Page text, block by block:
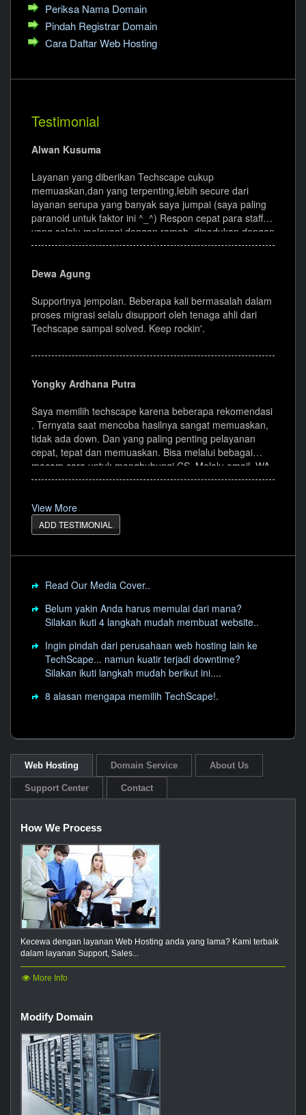
Periksa Nama Domain
Pindah Registrar Domain
Cara Daftar Web Hosting
Testimonial
Alwan Kusuma
Layanan yang diberikan Techscape cukup
memuaskan,dan yang terpenting,lebih secure dari
layanan serupa yang banyak saya jumpai (saya paling
paranoid untuk faktor ini ^_^) Respon cepat para staff
yang selalu melayani dengan ramah, dipadukan dengan
fasilitas lengkap & berkualitas membuat Techscape
Dewa Agung
Supportnya jempolan. Beberapa kali bermasalah dalam
proses migrasi selalu disupport oleh tenaga ahli dari
Techscape sampai solved. Keep rockin'.
Yongky Ardhana Putra
Saya memilih techscape karena beberapa rekomendasi
. Ternyata saat mencoba hasilnya sangat memuaskan,
tidak ada down. Dan yang paling penting pelayanan
cepat, tepat dan memuaskan. Bisa melalui bebagai
macam cara untuk menghubungi CS. Melalu email, WA,
web live chat, telp dll. Hal inilah yang membuat mudah
ditanggapi.
View More
ADD TESTIMONIAL
Read Our Media Cover..
Belum yakin Anda harus memulai dari mana?
Silakan ikuti 4 langkah mudah membuat website..
Ingin pindah dari perusahaan web hosting lain ke
TechScape... namun kuatir terjadi downtime?
Silakan ikuti langkah mudah berikut ini....
8 alasan mengapa memilih TechScape!.
Web Hosting Domain Service About Us
Support Center Contact
How We Process
Kecewa dengan layanan Web Hosting anda yang lama? Kami terbaik
dalam layanan Support, Sales...
More Info
Modify Domain